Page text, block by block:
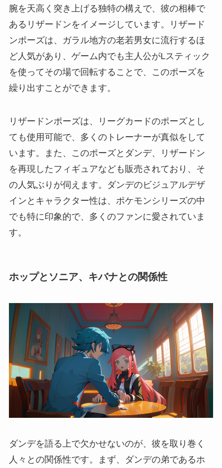
腕を天高く突き上げる独特の構えで、彼の相棒で
あるリザードンをイメージしています。リザード
ンポーズは、ガラル地方の老若男女に流行するほ
ど人気があり、ゲーム内でも主人公がLスティック
を使ってその場で回転することで、このポーズを
繰り出すことができます。
リザードンポーズは、リーグカードのポーズとし
ても使用可能で、多くのトレーナーが真似をして
います。また、このポーズとダンデ、リザードン
を再現したフィギュアなども販売されており、そ
の人気ぶりが伺えます。ダンデのビジュアルデザ
インとキャラクター性は、ポケモンシリーズの中
でも特に印象的で、多くのファンに愛されていま
す。
ホップとソニア、キバナとの関係性
ダンデを語る上で欠かせないのが、彼を取り巻く
人々との関係性です。まず、ダンデの弟であるホ